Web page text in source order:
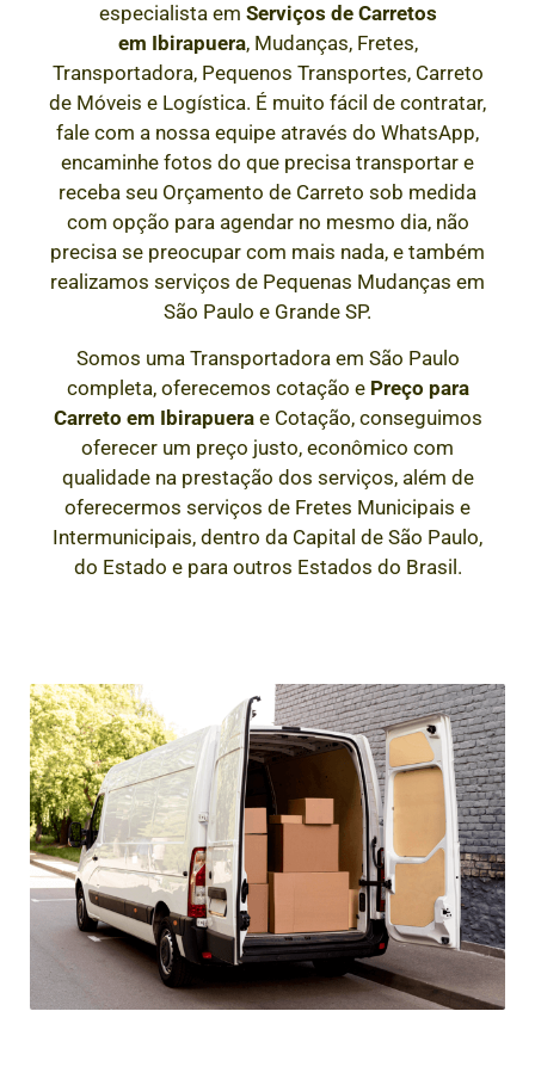
especialista em Serviços de Carretos
em Ibirapuera, Mudanças, Fretes,
Transportadora, Pequenos Transportes, Carreto
de Móveis e Logística. É muito fácil de contratar,
fale com a nossa equipe através do WhatsApp,
encaminhe fotos do que precisa transportar e
receba seu Orçamento de Carreto sob medida
com opção para agendar no mesmo dia, não
precisa se preocupar com mais nada, e também
realizamos serviços de Pequenas Mudanças em
São Paulo e Grande SP.
Somos uma Transportadora em São Paulo
completa, oferecemos cotação e Preço para
Carreto em Ibirapuerae Cotação, conseguimos
oferecer um preço justo, econômico com
qualidade na prestação dos serviços, além de
oferecermos serviços de Fretes Municipais e
Intermunicipais, dentro da Capital de São Paulo,
do Estado e para outros Estados do Brasil.